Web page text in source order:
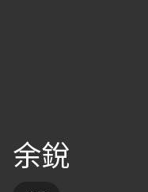
余銳